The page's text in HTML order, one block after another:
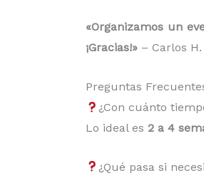
«Organizamos un
¡Gracias!» – Carlos H.
Preguntas
¿Con cuánto
Lo ideal es 2 a 4
¿Qué pasa si